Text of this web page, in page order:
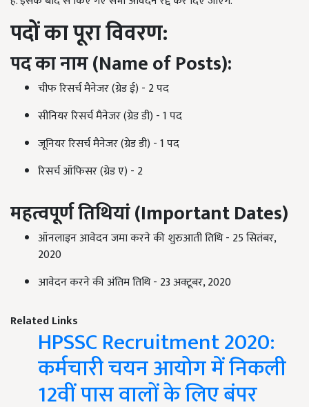
पदोंकापूराविवरण:
पदकानाम(Name of Posts):
चीफ रिसर्च मैनेजर (ग्रेड ई) - 2 पद
सीनियर रिसर्च मैनेजर (ग्रेड डी) - 1 पद
जूनियर रिसर्च मैनेजर (ग्रेड डी) - 1 पद
रिसर्च ऑफिसर (ग्रेड ए) - 2
महत्वपूर्णतिथियां(Important Dates)
ऑनलाइन आवेदन जमा करने की शुरुआती तिथि - 25 सितंबर,
2020
आवेदन करने की अंतिम तिथि - 23 अक्टूबर, 2020
Related Links
HPSSC Recruitment 2020:
कर्मचारी चयन आयोग में निकली
12वीं पास वालों के लिए बंपर